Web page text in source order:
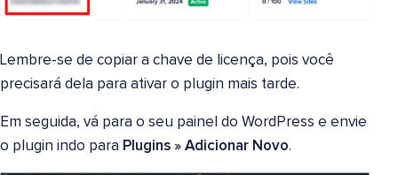
Lembre-se de copiar a chave de licença, pois você
precisará dela para ativar o plugin mais tarde.
Em seguida, vá para o seu painel do WordPress e envie
o plugin indo para Plugins » Adicionar Novo.